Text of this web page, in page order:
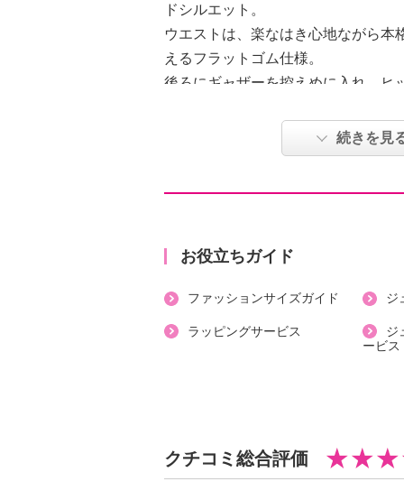
ドシルエット。
ウエストは、楽なはき心地ながら本
えるフラットゴム仕様。
後ろにギャザーを控えめに入れ、ヒ
足首が見える丈感に設定することで
・パンツ丈：八分丈
・スリット：なし
・ポケット：外側（前）２個
・洗濯機：可
・漂白処理：塩素系・酸素系漂白不
続きを見
お役立ちガイド
ファッションサイズガイド ジ
ラッピングサービス
ジ
ービス
クチコミ総合評価